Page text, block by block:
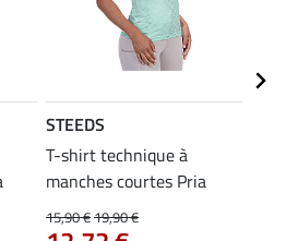
STEEDS
T-shirt technique à
manches courtes Pria
15,90 €19,90 €